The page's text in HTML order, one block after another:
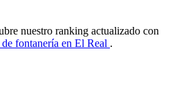
nuestro ranking actualizado con
fontanería en El Real .